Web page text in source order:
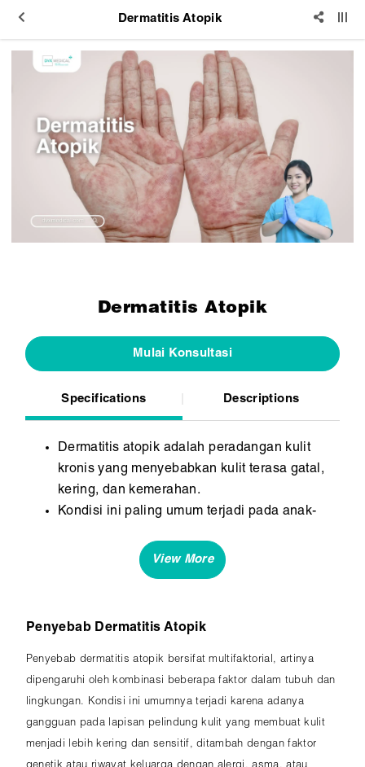
Dermatitis Atopik
Dermatitis Atopik
Mulai Konsultasi
Specifications Descriptions
Dermatitis atopik adalah peradangan kulit
kronis yang menyebabkan kulit terasa gatal,
kering, dan kemerahan.
Kondisi ini paling umum terjadi pada anak-
Kondisi ini berkaitan dengan gangguan sistem
imun dan faktor genetik, serta sering dipicu
Penyebab Dermatitis Atopik
Penyebab dermatitis atopik bersifat multifaktorial, artinya
dipengaruhi oleh kombinasi beberapa faktor dalam tubuh dan
lingkungan. Kondisi ini umumnya terjadi karena adanya
gangguan pada lapisan pelindung kulit yang membuat kulit
menjadi lebih kering dan sensitif, ditambah dengan faktor